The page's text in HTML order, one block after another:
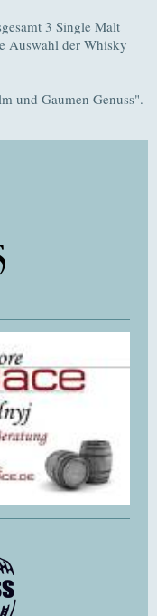
3 Single Malt
Auswahl der Whisky
und Gaumen Genuss".